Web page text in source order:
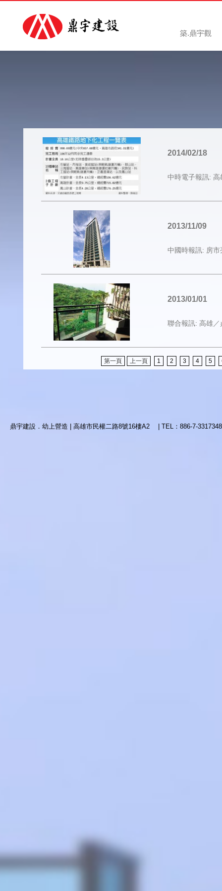
築.鼎宇觀
2014/02/18
中時電子報訊:
2013/11/09
中國時報訊: 房
2013/01/01
聯合報訊: 高雄
第一頁 上一頁 1 2 3 4 5
鼎宇建設．幼上營造 | 高雄市民權二路8號16樓A2 | TEL：886-7-